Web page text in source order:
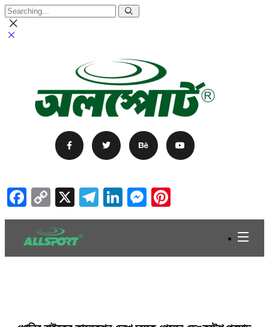
Facebook
Copy
Link
X Telegram
LinkedIn
Messenger